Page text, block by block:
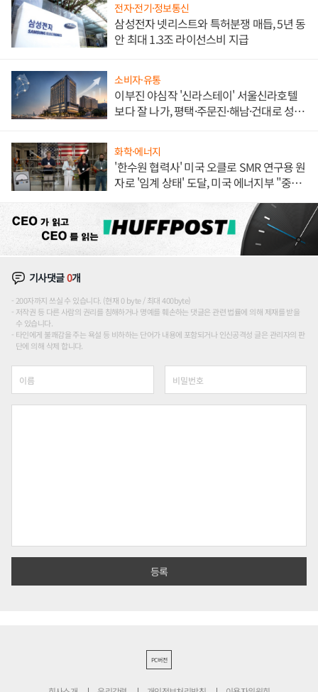
전자·전기·정보통신
삼성전자 넷리스트와 특허분쟁 매듭, 5년 동
안 최대 1.3조 라이선스비 지급
소비자·유통
이부진 야심작 '신라스테이' 서울신라호텔
보다 잘 나가, 평택·주문진·해남·건대로 성
화학·에너지
'한수원 협력사' 미국 오클로 SMR 연구용 원
자로 '임계 상태' 도달, 미국 에너지부 "중요
기사댓글0개
200자까지 쓰실 수 있습니다. (현재 0 byte / 최대 400byte)
저작권 등 다른 사람의 권리를 침해하거나 명예를 훼손하는 댓글은 관련 법률에 의해 제재를 받을
수 있습니다.
타인에게 불쾌감을 주는 욕설 등 비하하는 단어가 내용에 포함되거나 인신공격성 글은 관리자의 판
단에 의해 삭제 합니다.
PC버전